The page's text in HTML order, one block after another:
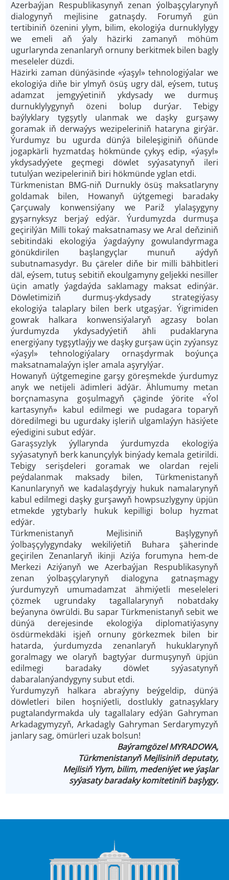
Azerbaýjan Respublikasynyň zenan ýolbaşçylarynyň
dialogynyň mejlisine gatnaşdy. Forumyň gün
tertibiniň özenini ylym, bilim, ekologiýa durnuklylygy
we emeli aň ýaly häzirki zamanyň möhüm
ugurlarynda zenanlaryň ornuny berkitmek bilen bagly
meseleler düzdi.
Häzirki zaman dünýäsinde «ýaşyl» tehnologiýalar we
ekologiýa diňe bir ylmyň ösüş ugry däl, eýsem, tutuş
adamzat jemgyýetiniň ykdysady we durmuş
durnuklylygynyň özeni bolup durýar. Tebigy
baýlyklary tygşytly ulanmak we daşky gurşawy
goramak iň derwaýys wezipeleriniň hataryna girýär.
Ýurdumyz bu ugurda dünýä bileleşiginiň öňünde
jogapkärli hyzmatdaş hökmünde çykyş edip, «ýaşyl»
ykdysadyýete geçmegi döwlet syýasatynyň ileri
tutulýan wezipeleriniň biri hökmünde yglan etdi.
Türkmenistan BMG-niň Durnukly ösüş maksatlaryny
goldamak bilen, Howanyň üýtgemegi baradaky
Çarçuwaly konwensiýany we Pariž ylalaşygyny
gyşarnyksyz berjaý edýär. Ýurdumyzda durmuşa
geçirilýän Milli tokaý maksatnamasy we Aral deňziniň
sebitindäki ekologiýa ýagdaýyny gowulandyrmaga
gönükdirilen başlangyçlar munuň aýdyň
subutnamasydyr. Bu çäreler diňe bir milli bähbitleri
däl, eýsem, tutuş sebitiň ekoulgamyny geljekki nesiller
üçin amatly ýagdaýda saklamagy maksat edinýär.
Döwletimiziň durmuş-ykdysady strategiýasy
ekologiýa talaplary bilen berk utgaşýar. Ýigrimiden
gowrak halkara konwensiýalaryň agzasy bolan
ýurdumyzda ykdysadyýetiň ähli pudaklaryna
energiýany tygşytlaýjy we daşky gurşaw üçin zyýansyz
«ýaşyl» tehnologiýalary ornaşdyrmak boýunça
maksatnamalaýyn işler amala aşyrylýar.
Howanyň üýtgemegine garşy göreşmekde ýurdumyz
anyk we netijeli ädimleri ädýär. Ählumumy metan
borçnamasyna goşulmagyň çäginde ýörite «Ýol
kartasynyň» kabul edilmegi we pudagara toparyň
döredilmegi bu ugurdaky işleriň ulgamlaýyn häsiýete
eýedigini subut edýär.
Garaşsyzlyk ýyllarynda ýurdumyzda ekologiýa
syýasatynyň berk kanunçylyk binýady kemala getirildi.
Tebigy serişdeleri goramak we olardan rejeli
peýdalanmak maksady bilen, Türkmenistanyň
Kanunlarynyň we kadalaşdyryjy hukuk namalarynyň
kabul edilmegi daşky gurşawyň howpsuzlygyny üpjün
etmekde ygtybarly hukuk kepilligi bolup hyzmat
edýär.
Türkmenistanyň Mejlisiniň Başlygynyň
ýolbaşçylygyndaky wekiliýetiň Buhara şäherinde
geçirilen Zenanlaryň ikinji Aziýa forumyna hem-de
Merkezi Aziýanyň we Azerbaýjan Respublikasynyň
zenan ýolbaşçylarynyň dialogyna gatnaşmagy
ýurdumyzyň umumadamzat ähmiýetli meseleleri
çözmek ugrundaky tagallalarynyň nobatdaky
beýanyna öwrüldi. Bu sapar Türkmenistanyň sebit we
dünýä derejesinde ekologiýa diplomatiýasyny
ösdürmekdäki işjeň ornuny görkezmek bilen bir
hatarda, ýurdumyzda zenanlaryň hukuklarynyň
goralmagy we olaryň bagtyýar durmuşynyň üpjün
edilmegi baradaky döwlet syýasatynyň
dabaralanýandygyny subut etdi.
Ýurdumyzyň halkara abraýyny beýgeldip, dünýä
döwletleri bilen hoşniýetli, dostlukly gatnaşyklary
pugtalandyrmakda uly tagallalary edýän Gahryman
Arkadagymyzyň, Arkadagly Gahryman Serdarymyzyň
janlary sag, ömürleri uzak bolsun!
Baýramgözel MYRADOWA,
Türkmenistanyň Mejlisiniň deputaty,
Mejlisiň Ylym, bilim, medeniýet we ýaşlar
syýasaty baradaky komitetiniň başlygy.